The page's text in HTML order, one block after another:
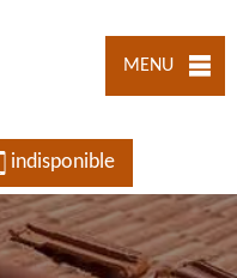
MENU
indisponible